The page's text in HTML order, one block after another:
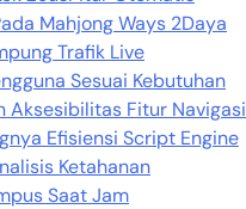
Mahjong Ways 2Daya
Trafik Live
Sesuai Kebutuhan
Aksesibilitas Fitur Navigasi
Efisiensi Script Engine
Ketahanan
Saat Jam